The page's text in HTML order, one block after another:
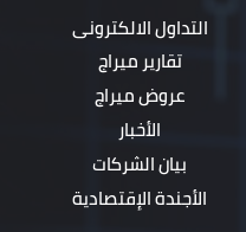
التداول الالكترونى
تقارير ميراج
عروض ميراج
الأخبار
بيان الشركات
الأجندة الإقتصادية